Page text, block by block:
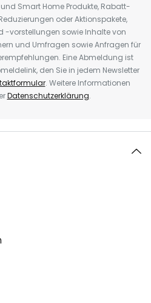
Smart Home Produkte, Rabatt-
oder Aktionspakete,
-vorstellungen sowie Inhalte von
und Umfragen sowie Anfragen für
Eine Abmeldung ist
den Sie in jedem Newsletter
. Weitere Informationen
Datenschutzerklärung.